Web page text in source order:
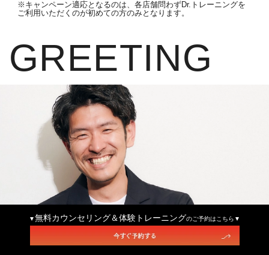
※キャンペーン適応となるのは、各店舗問わずDr.トレーニングを
ご利用いただくのが初めての方のみとなります。
GREETING
無料カウンセリング＆体験トレーニングのご予約はこちら
無料カウンセリング&体験トレーニング